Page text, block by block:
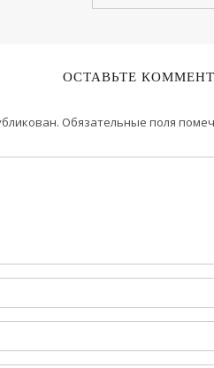
ОСТАВЬТЕ
Обязательные поля